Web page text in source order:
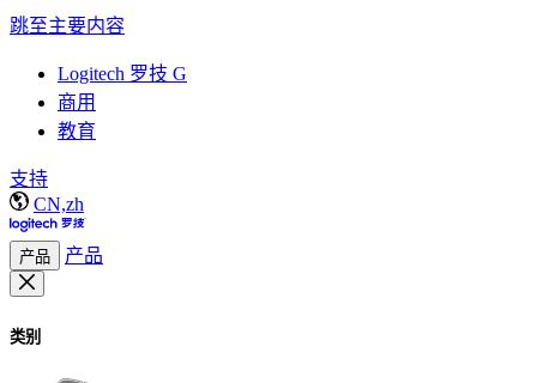
跳至主要内容
Logitech 罗技 G
商用
教育
支持
CN,zh
产品 产品
类别